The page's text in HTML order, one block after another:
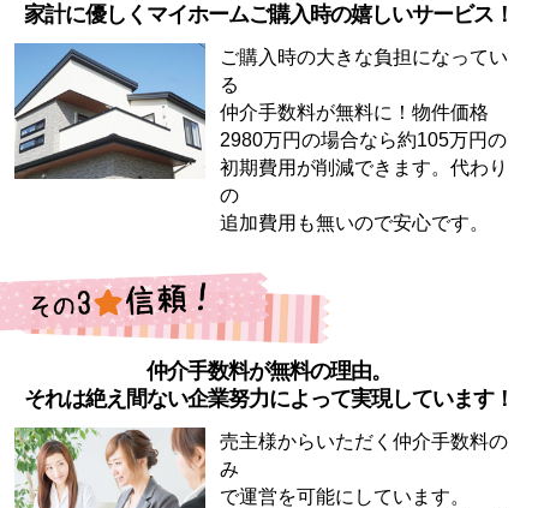
家計に優しくマイホームご購入時の嬉しいサービス！
ご購入時の大きな負担になってい
る
仲介手数料が無料に！物件価格
2980万円の場合なら約105万円の
初期費用が削減できます。代わり
の
追加費用も無いので安心です。
仲介手数料が無料の理由。
それは絶え間ない企業努力によって実現しています！
売主様からいただく仲介手数料の
み
で運営を可能にしています。